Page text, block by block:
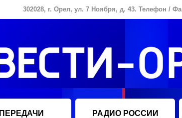
302028, г. Орел, ул. 7 Ноября, д. 43. Телефон /
ПЕРЕДАЧИ РАДИО РОССИИ